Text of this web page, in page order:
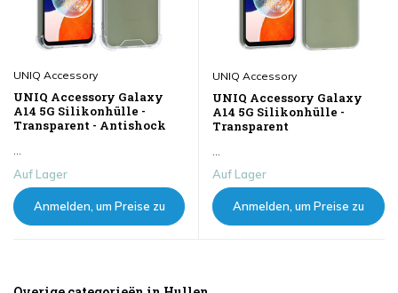
UNIQ Accessory
UNIQ Accessory Galaxy
A14 5G Silikonhülle -
Transparent - Antishock
...
Auf Lager
Anmelden, um Preise zu
UNIQ Accessory
UNIQ Accessory Galaxy
A14 5G Silikonhülle -
Transparent
...
Auf Lager
Anmelden, um Preise zu